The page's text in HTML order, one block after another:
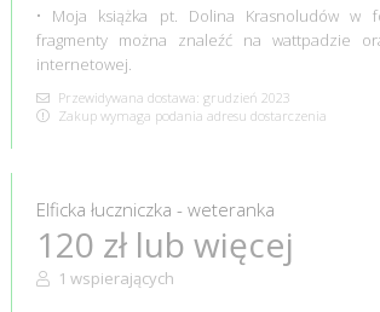
• Moja książka pt. Dolina Krasnoludów w
fragmenty można znaleźć na wattpadzie
internetowej.
Przewidywana dostawa: grudzień 2023
Zakup wymaga podania adresu dostarczenia
Elficka łuczniczka - weteranka
120 zł lub więcej
1 wspierających